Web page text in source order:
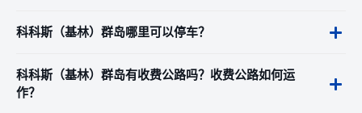
科科斯（基林）群岛哪里可以停车？
科科斯（基林）群岛有收费公路吗？收费公路如何运
作？